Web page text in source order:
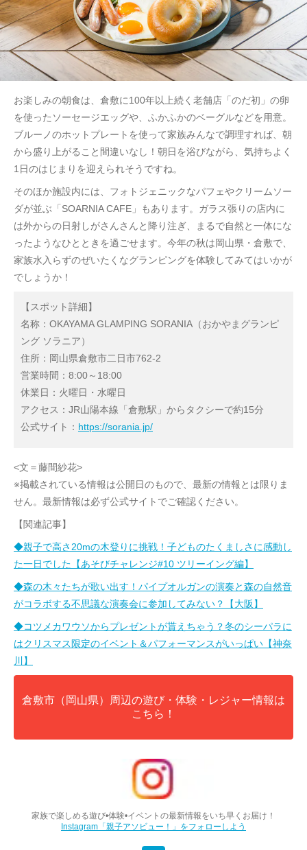
お楽しみの朝食は、倉敷に100年以上続く老舗店「のだ初」の卵
を使ったソーセージエッグや、ふかふかのベーグルなどを用意。
ブルーノのホットプレートを使って家族みんなで調理すれば、朝
から盛り上がること間違いなし！朝日を浴びながら、気持ちよく
1日のはじまりを迎えられそうですね。
そのほか施設内には、フォトジェニックなパフェやクリームソー
ダが並ぶ「SOARNIA CAFE」もあります。ガラス張りの店内に
は外からの日射しがさんさんと降り注ぎ、まるで自然と一体にな
ったようなひとときを過ごせます。今年の秋は岡山県・倉敷で、
家族水入らずのぜいたくなグランピングを体験してみてはいかが
でしょうか！
【スポット詳細】
名称：OKAYAMA GLAMPING SORANIA（おかやまグランピ
ング ソラニア）
住所：岡山県倉敷市二日市762-2
営業時間：8:00～18:00
休業日：火曜日・水曜日
アクセス：JR山陽本線「倉敷駅」からタクシーで約15分
公式サイト： https://sorania.jp/
<文＝藤間紗花>
※掲載されている情報は公開日のもので、最新の情報とは限りま
せん。最新情報は必ず公式サイトでご確認ください。
【関連記事】
◆親子で高さ20mの木登りに挑戦！子どものたくましさに感動し
た一日でした【あそびチャレンジ#10 ツリーイング編】
◆森の木々たちが歌い出す！パイプオルガンの演奏と森の自然音
がコラボする不思議な演奏会に参加してみない？【大阪】
◆コツメカワウソからプレゼントが貰えちゃう？冬のシーパラに
はクリスマス限定のイベント＆パフォーマンスがいっぱい【神奈
川】
倉敷市（岡山県）周辺の遊び・体験・レジャー情報は
こちら！
家族で楽しめる遊び•体験•イベントの最新情報をいち早くお届け！
Instagram「親子アソビュー！」をフォローしよう